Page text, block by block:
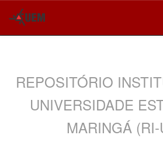
REPOSITÓRIO
UNIVERSIDADE
MARINGÁ